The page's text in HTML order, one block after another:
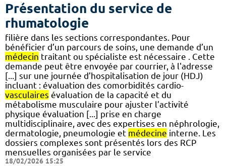
Présentation du service de
rhumatologie
filière dans les sections correspondantes. Pour
bénéficier d’un parcours de soins, une demande d’un
médecin traitant ou spécialiste est nécessaire . Cette
demande peut être envoyée par courrier, à l'adresse
[...] sur une journée d’hospitalisation de jour (HDJ)
incluant : évaluation des comorbidités cardio-
vasculaires évaluation de la capacité et du
métabolisme musculaire pour ajuster l’activité
physique évaluation [...] prise en charge
multidisciplinaire, avec des expertises en néphrologie,
dermatologie, pneumologie et médecine interne. Les
dossiers complexes sont présentés lors des RCP
mensuelles organisées par le service
18/02/2026 15:25